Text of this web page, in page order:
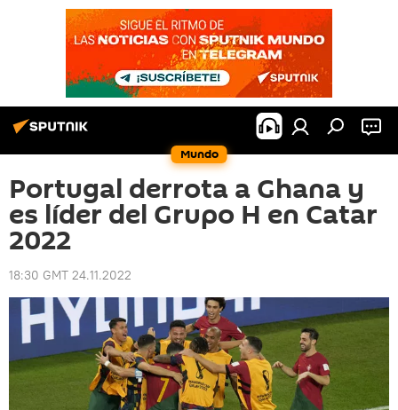
Mundo
Portugal derrota a Ghana y
es líder del Grupo H en Catar
2022
18:30 GMT 24.11.2022